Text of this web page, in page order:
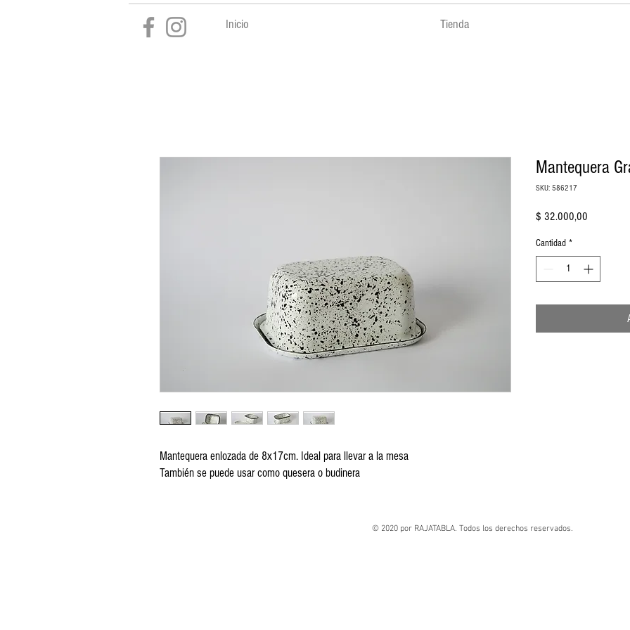
Inicio Tienda
Mantequera enlozada de 8x17cm. Ideal para llevar a la mesa
También se puede usar como quesera o budinera
Mantequera
SKU: 586217
$ 32.000,00
Cantidad *
© 2020 por RAJATABLA. Todos los derechos reservados.